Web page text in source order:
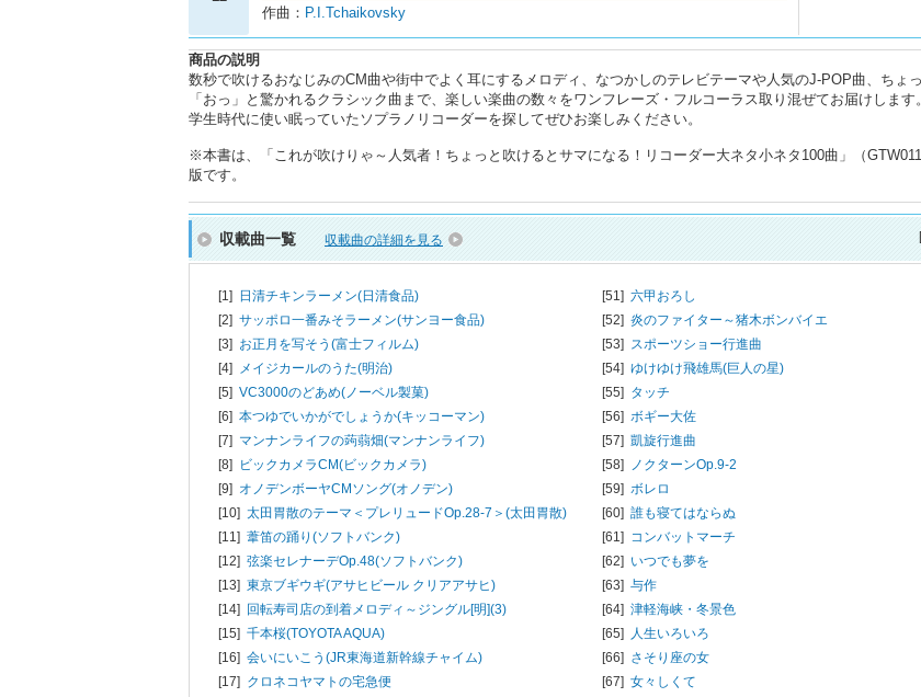
作曲： P.I.Tchaikovsky
商品の説明
数秒で吹けるおなじみのCM曲や街中でよく耳にするメロディ、なつかしのテレビテーマや人気のJ-POP曲、ちょ
「おっ」と驚かれるクラシック曲まで、楽しい楽曲の数々をワンフレーズ・フルコーラス取り混ぜてお届けします。
学生時代に使い眠っていたソプラノリコーダーを探してぜひお楽しみください。
※本書は、「これが吹けりゃ～人気者！ちょっと吹けるとサマになる！リコーダー大ネタ小ネタ100曲」（
版です。
収載曲一覧 収載曲の詳細を見る
[1] 日清チキンラーメン(日清食品)
[2] サッポロ一番みそラーメン(サンヨー食品)
[3] お正月を写そう(富士フィルム)
[4] メイジカールのうた(明治)
[5] VC3000のどあめ(ノーベル製菓)
[6] 本つゆでいかがでしょうか(キッコーマン)
[7] マンナンライフの蒟蒻畑(マンナンライフ)
[8] ビックカメラCM(ビックカメラ)
[9] オノデンボーヤCMソング(オノデン)
[10] 太田胃散のテーマ＜プレリュードOp.28-7＞(太田胃散)
[11] 葦笛の踊り(ソフトバンク)
[12] 弦楽セレナーデOp.48(ソフトバンク)
[13] 東京ブギウギ(アサヒビール クリアアサヒ)
[14] 回転寿司店の到着メロディ～ジングル[明](3)
[15] 千本桜(TOYOTA AQUA)
[16] 会いにいこう(JR東海道新幹線チャイム)
[17] クロネコヤマトの宅急便
[51] 六甲おろし
[52] 炎のファイター～猪木ボンバイエ
[53] スポーツショー行進曲
[54] ゆけゆけ飛雄馬(巨人の星)
[55] タッチ
[56] ボギー大佐
[57] 凱旋行進曲
[58] ノクターンOp.9-2
[59] ボレロ
[60] 誰も寝てはならぬ
[61] コンバットマーチ
[62] いつでも夢を
[63] 与作
[64] 津軽海峡・冬景色
[65] 人生いろいろ
[66] さそり座の女
[67] 女々しくて